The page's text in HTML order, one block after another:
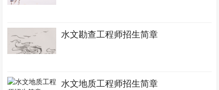
水文勘查工程师招生简章
水文地质工程师招生简章